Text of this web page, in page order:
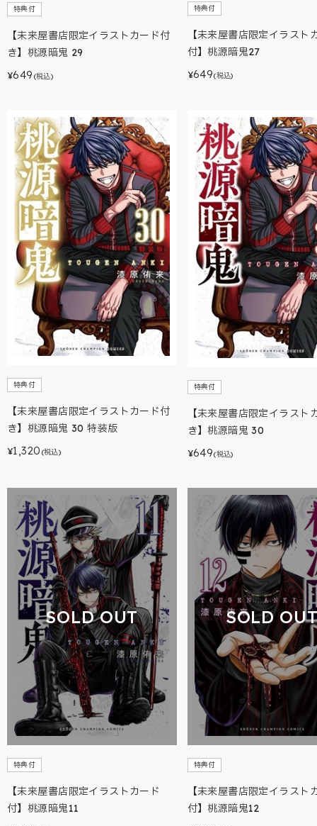
特典付
【未来屋書店限定イラストカード付
き】桃源暗鬼 29
¥649 (税込)
特典付
【未来屋書店限定イラスト
付】桃源暗鬼27
¥649(税込)
特典付
【未来屋書店限定イラストカード付
き】桃源暗鬼 30 特装版
¥1,320 (税込)
特典付
【未来屋書店限定イラスト
き】桃源暗鬼 30
¥649(税込)
SOLD OUT
特典付
【未来屋書店限定イラストカード
付】桃源暗鬼11
SOLD
特典付
【未来屋書店限定イラスト
付】桃源暗鬼12